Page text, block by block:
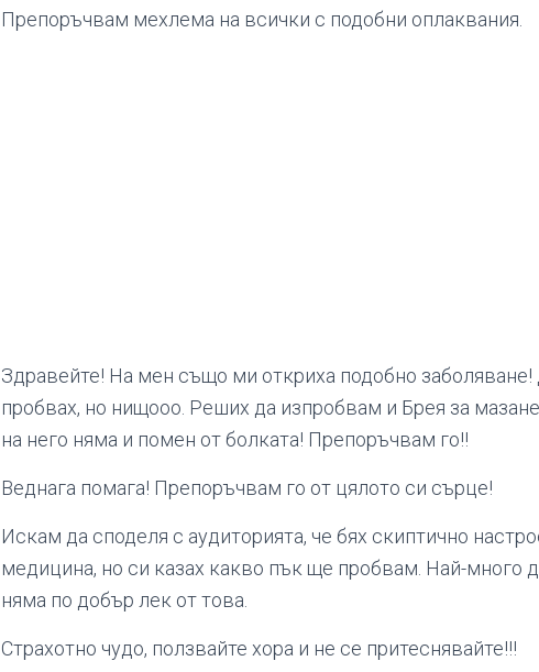
Препоръчвам мехлема на всички с подобни оплаквания.
Здравейте! На мен също ми откриха подобно
пробвах, но нищооо. Реших да изпробвам и Брея за
на него няма и помен от болката! Препоръчвам го!!
Веднага помага! Препоръчвам го от цялото си сърце!
Искам да споделя с аудиторията, че бях скиптично
медицина, но си казах какво пък ще пробвам. Най-много
няма по добър лек от това.
Страхотно чудо, ползвайте хора и не се притеснявайте!!!